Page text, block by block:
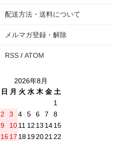
配送方法・送料について
メルマガ登録・解除
RSS / ATOM
2026年8月
日
月 火 水 木 金 土
1
2
3 4 5 6 7
8
9
1011 12 13 1415
16 17 18192021 22